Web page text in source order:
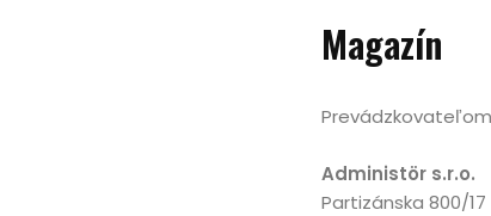
Magazín
Administör s.r.o.
Partizánska 800/17